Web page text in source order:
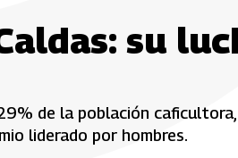
su
de la población
liderado por hombres.